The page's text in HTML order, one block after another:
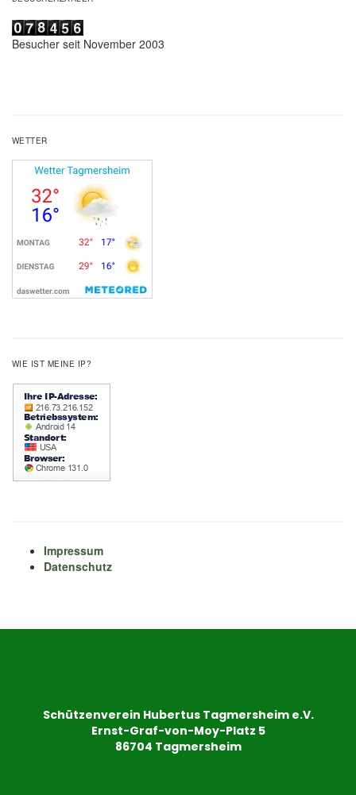
Besucher seit November 2003
WETTER
WIE IST MEINE IP?
Impressum
Datenschutz
Schützenverein Hubertus Tagmersheim e.V.
Ernst-Graf-von-Moy-Platz 5
86704 Tagmersheim